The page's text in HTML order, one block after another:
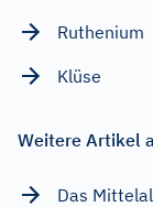
Ruthenium
Klüse
Weitere Artikel
Das